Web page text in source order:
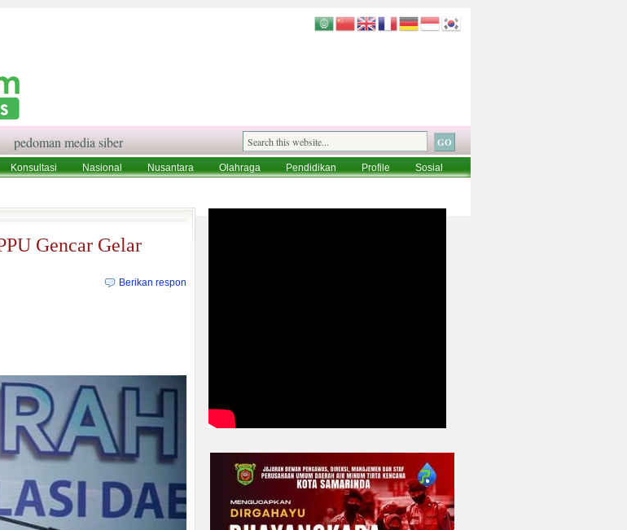
pedoman media siber
Konsultasi Nasional Nusantara Olahraga Pendidikan Profile
Sosial
Gencar Gelar
Berikan respon